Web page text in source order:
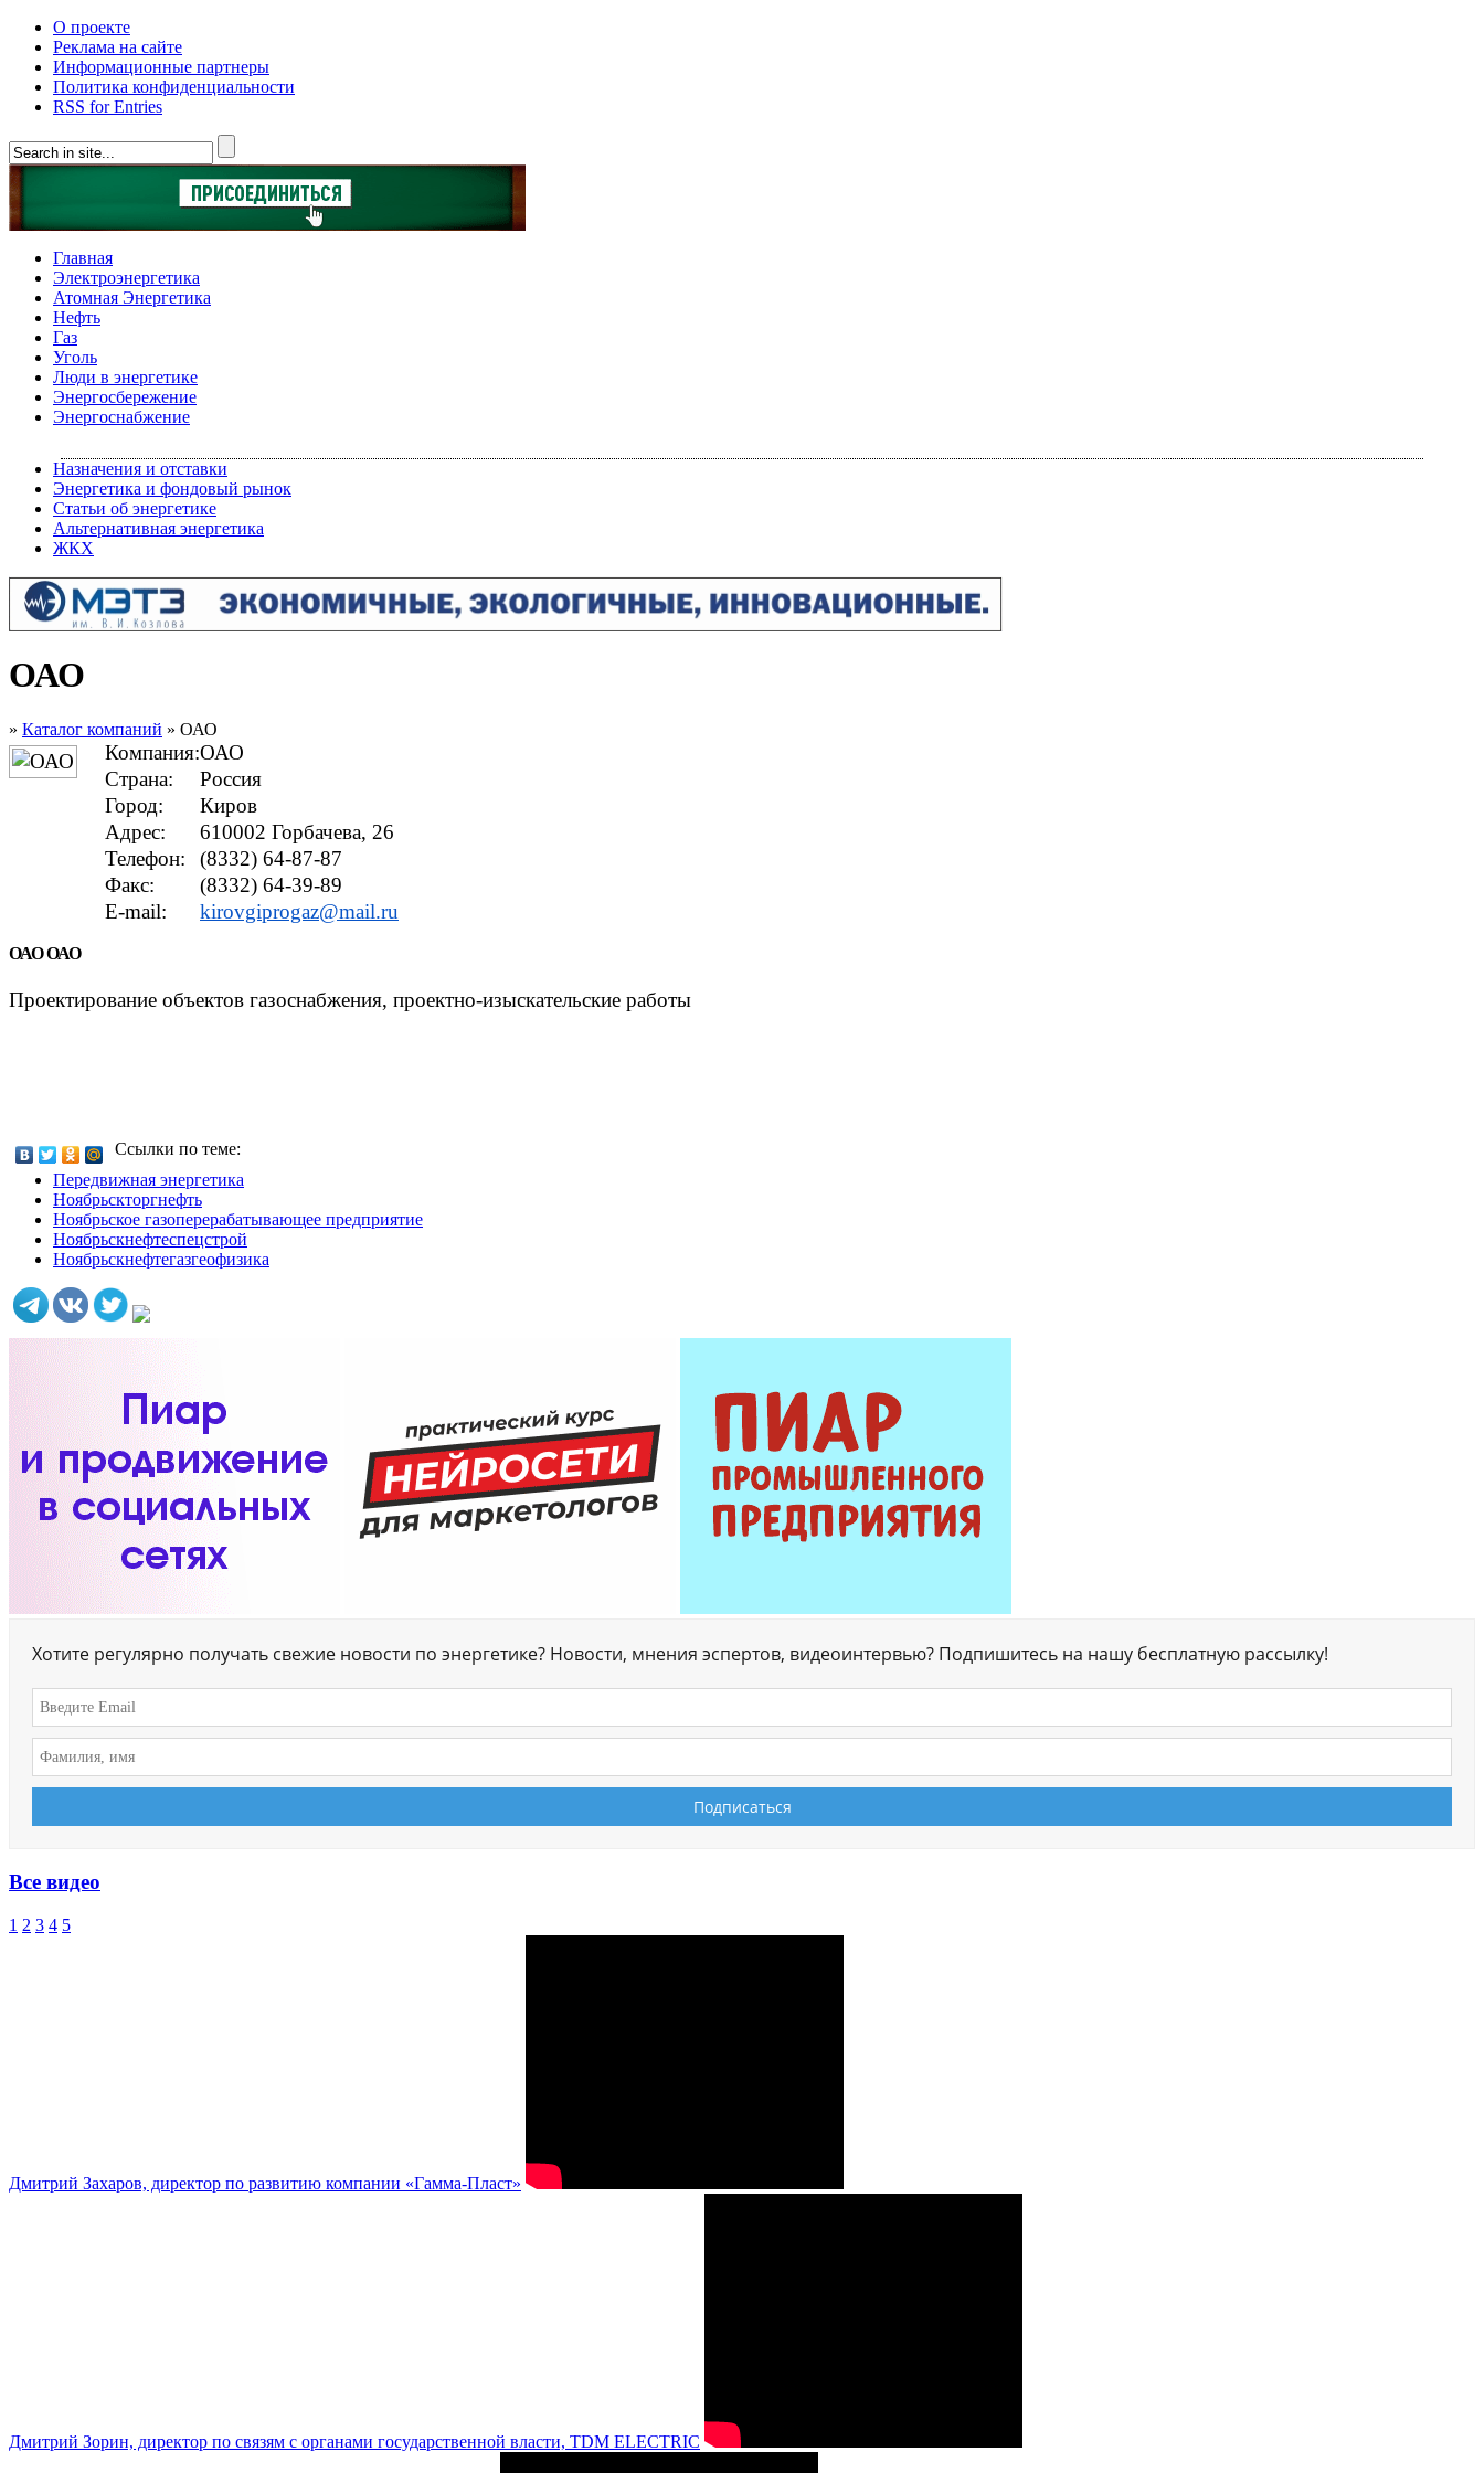
О проекте
Реклама на сайте
Информационные партнеры
Политика конфиденциальности
RSS for Entries
Главная
Электроэнергетика
Атомная Энергетика
Нефть
Газ
Уголь
Люди в энергетике
Энергосбережение
Энергоснабжение
Назначения и отставки
Энергетика и фондовый рынок
Статьи об энергетике
Альтернативная энергетика
ЖКХ
ОАО
» Каталог компаний » ОАО
Компания:ОАО
Страна:
Россия
Город:
Киров
Адрес:
610002 Горбачева, 26
Телефон:
(8332) 64-87-87
Факс:
(8332) 64-39-89
E-mail:
kirovgiprogaz@mail.ru
ОАО ОАО
Проектирование объектов газоснабжения, проектно-изыскательские работы
Ссылки по теме:
Передвижная энергетика
Ноябрьскторгнефть
Ноябрьское газоперерабатывающее предприятие
Ноябрьскнефтеспецстрой
Ноябрьскнефтегазгеофизика
Хотите регулярно получать свежие новости по энергетике? Новости, мнения эспертов, видеоинтервью? Подпишитесь на нашу бесплатную рассылку!
Все видео
1 2 3 4 5
Дмитрий Захаров, директор по развитию компании «Гамма-Пласт»
Дмитрий Зорин, директор по связям с органами государственной власти, TDM ELECTRIC